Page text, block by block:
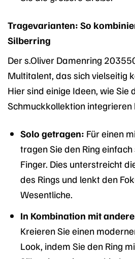
Tragevarianten: So
Silberring
Der s.Oliver Damenring
Multitalent, das sich vielseitig
Hier sind einige Ideen, wie Sie
Schmuckkollektion integrieren
Solo getragen: Für einen
tragen Sie den Ring
Finger. Dies unterstreicht
des Rings und lenkt den
Wesentliche.
In Kombination mit
Kreieren Sie einen
Look, indem Sie den Ring